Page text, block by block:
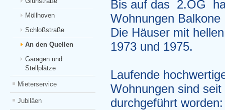
Möllhoven
Schloßstraße
An den Quellen
Garagen und
Stellplätze
Mieterservice
Jubiläen
Bis auf das 2.OG
Wohnungen
Die Häuser mit
1973 und 1975.
Laufende
Wohnungen sind
durchgeführt worden: